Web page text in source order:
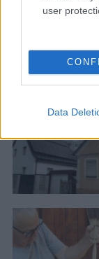
user
Data
Urob si sám